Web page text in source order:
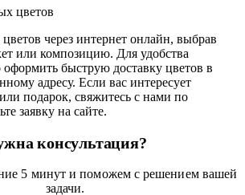
цветов
через интернет онлайн, выбрав
или композицию. Для удобства
быструю доставку цветов в
адресу. Если вас интересует
подарок, свяжитесь с нами по
заявку на сайте.
консультация?
5 минут и поможем с решением вашей
задачи.